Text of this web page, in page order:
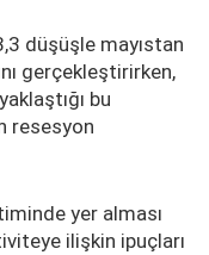
düşüşle mayıstan
gerçekleştirirken,
bu
resesyon
yer alması
ilişkin ipuçları